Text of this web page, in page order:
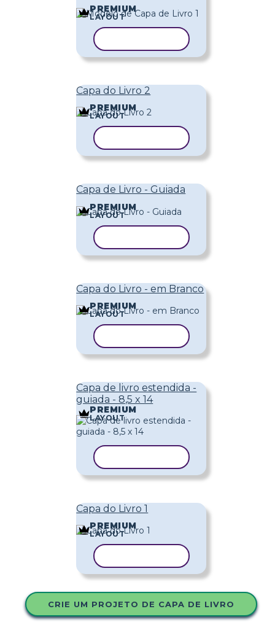
PREMIUM
LAYOUT
Capa do Livro 2
PREMIUM
LAYOUT
Capa de Livro - Guiada
PREMIUM
LAYOUT
Capa do Livro - em Branco
PREMIUM
LAYOUT
Capa de livro estendida -
guiada - 8,5 x 14
PREMIUM
LAYOUT
Capa do Livro 1
PREMIUM
LAYOUT
CRIE UM PROJETO DE CAPA DE LIVRO